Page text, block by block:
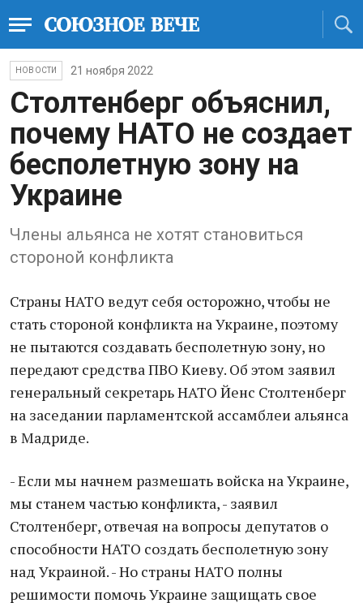
НОВОСТИ 21 ноября 2022
Столтенберг объяснил,
почему НАТО не создает
бесполетную зону на
Украине
Члены альянса не хотят становиться
стороной конфликта
Страны НАТО ведут себя осторожно, чтобы не
стать стороной конфликта на Украине, поэтому
не пытаются создавать бесполетную зону, но
передают средства ПВО Киеву. Об этом заявил
генеральный секретарь НАТО Йенс Столтенберг
на заседании парламентской ассамблеи альянса
в Мадриде.
- Если мы начнем размешать войска на Украине,
мы станем частью конфликта, - заявил
Столтенберг, отвечая на вопросы депутатов о
способности НАТО создать бесполетную зону
над Украиной. - Но страны НАТО полны
решимости помочь Украине защищать свое